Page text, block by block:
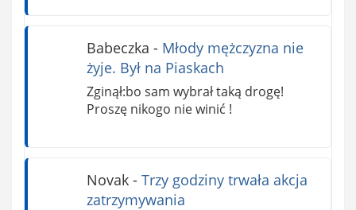
Babeczka - Młody mężczyzna nie
żyje. Był na Piaskach
Zginął:bo sam wybrał taką drogę!
Proszę nikogo nie winić !
Novak- Trzy godziny trwała akcja
zatrzymywania